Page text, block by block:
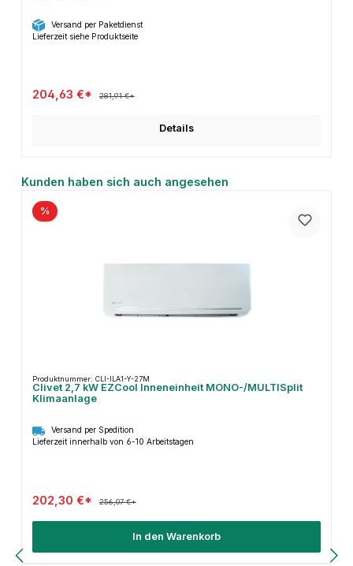
Versand per Paketdienst
Lieferzeit siehe Produktseite
204,63 €* 281,91 €*
Details
Produktgalerie überspringen
Kunden haben sich auch angesehen
%
Produktnummer: CLI-ILA1-Y-27M
Clivet 2,7 kW EZCool Inneneinheit MONO-/MULTISplit
Klimaanlage
Versand per Spedition
Lieferzeit innerhalb von 6-10 Arbeitstagen
202,30 €* 256,07 €*
In den Warenkorb